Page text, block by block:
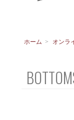
ホーム > オンラ